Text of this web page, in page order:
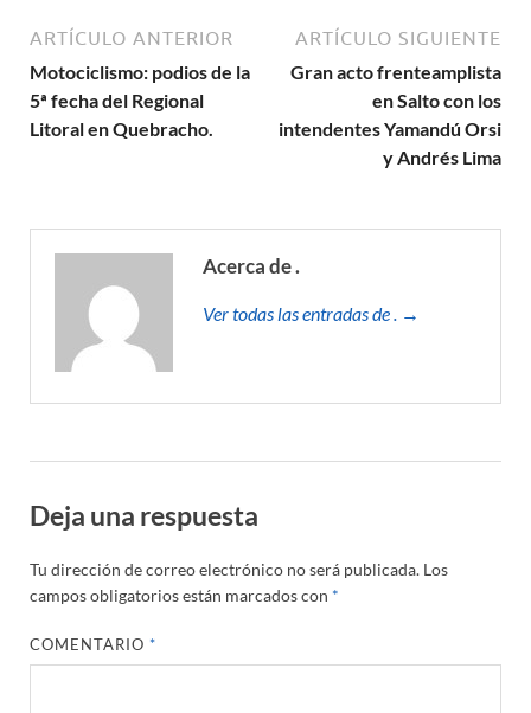
ARTÍCULO ANTERIOR
Motociclismo: podios de la
5ª fecha del Regional
Litoral en Quebracho.
ARTÍCULO SIGUIENTE
Gran acto frenteamplista
en Salto con los
intendentes Yamandú Orsi
y Andrés Lima
Acerca de .
Ver todas las entradas de . →
Deja una respuesta
Tu dirección de correo electrónico no será publicada. Los
campos obligatorios están marcados con *
COMENTARIO*